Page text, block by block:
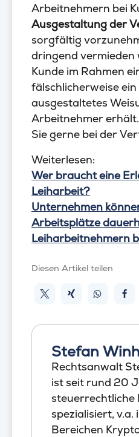
Arbeitnehmern bei
Ausgestaltung der
sorgfältig
dringend vermieden
Kunde im Rahmen
fälschlicherweise
ausgestaltetes
Arbeitnehmer
Sie gerne bei der
Weiterlesen:
Wer braucht eine
Leiharbeit?
Unternehmen
Arbeitsplätze
Leiharbeitnehmern
Diesen Artikel teilen
Stefan
Rechtsanwalt
ist seit rund 20
steuerrechtliche
spezialisiert, v.a.
Bereichen